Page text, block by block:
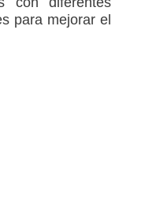
para mejorar el